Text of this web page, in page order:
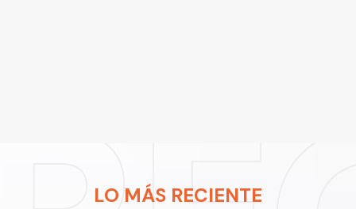
LO MÁS RECIENTE